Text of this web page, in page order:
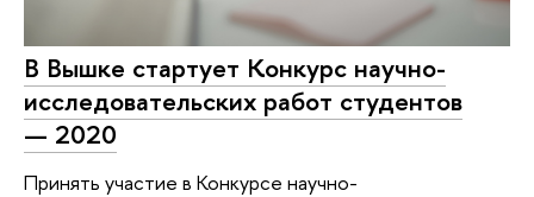
В Вышке стартует Конкурс научно-
исследовательских работ студентов
— 2020
Принять участие в Конкурсе научно-